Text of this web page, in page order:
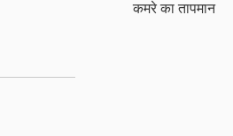
कमरे का तापमान